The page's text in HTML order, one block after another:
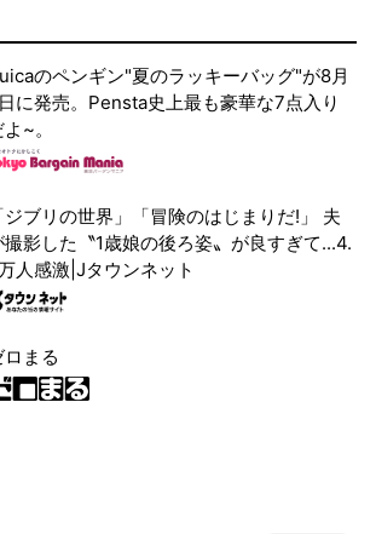
のペンギン"夏のラッキーバッグ"が8月
に発売。Pensta史上最も豪華な7点入り
~。
ジブリの世界」「冒険のはじまりだ!」 夫
撮影した〝1歳娘の後ろ姿〟が良すぎて...4.
人感激|Jタウンネット
ロまる